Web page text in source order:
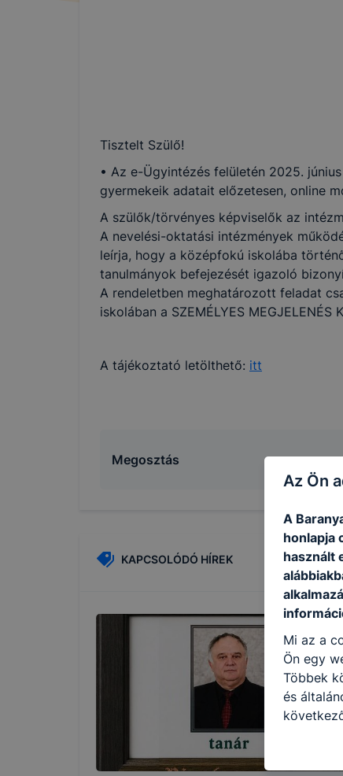
Tisztelt Szülő!
• Az e-Ügyintézés felületén 2025.
gyermekeik adatait előzetesen, online
A szülők/törvényes képviselők az
A nevelési-oktatási intézmények
leírja, hogy a középfokú iskolába
tanulmányok befejezését igazoló
A rendeletben meghatározott feladat
iskolában a SZEMÉLYES MEGJELENÉS
A tájékoztató letölthető: itt
Megosztás
KAPCSOLÓDÓ HÍREK
Az Ön
A
honlapja
használt
Mi az a
Ön egy
Többek
és
még jobb